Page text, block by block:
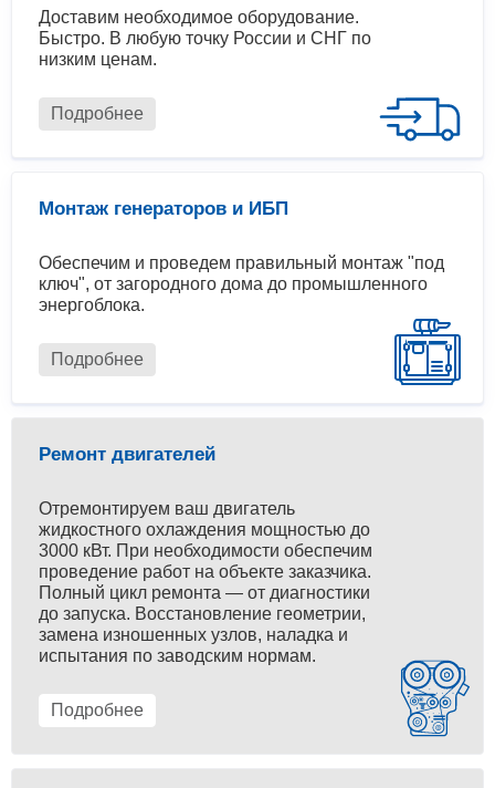
Доставим необходимое оборудование.
Быстро. В любую точку России и СНГ по
низким ценам.
Подробнее
Монтаж генераторов и ИБП
Обеспечим и проведем правильный монтаж "под
ключ", от загородного дома до промышленного
энергоблока.
Подробнее
Ремонт двигателей
Отремонтируем ваш двигатель
жидкостного охлаждения мощностью до
3000 кВт. При необходимости обеспечим
проведение работ на объекте заказчика.
Полный цикл ремонта — от диагностики
до запуска. Восстановление геометрии,
замена изношенных узлов, наладка и
испытания по заводским нормам.
Подробнее